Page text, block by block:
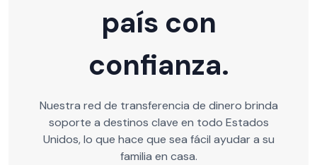
país con
confianza.
Nuestra red de transferencia de dinero brinda
soporte a destinos clave en todo Estados
Unidos, lo que hace que sea fácil ayudar a su
familia en casa.